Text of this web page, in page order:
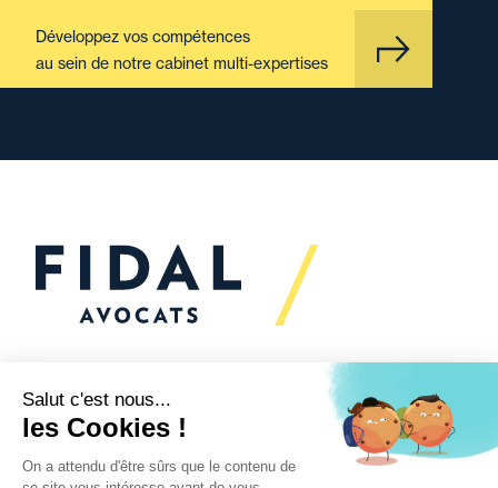
Développez vos compétences
au sein de notre cabinet multi-expertises
Vous souhaitez échanger
avec nous ?
Nous sommes